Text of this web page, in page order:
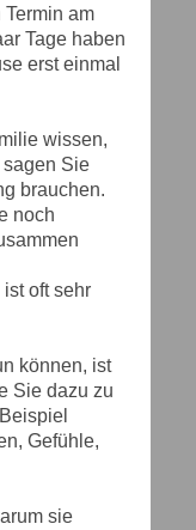
am
Tage haben
erst einmal
wissen,
Sie
brauchen.
noch
oft sehr
können, ist
Sie dazu zu
Gefühle,
sie